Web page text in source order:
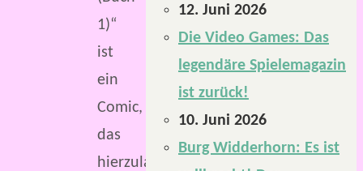
1)“
ist
ein
Comic,
das
hierzulande
12. Juni 2026
Die Video Games: Das
legendäre Spielemagazin
ist zurück!
10. Juni 2026
Burg Widderhorn: Es ist